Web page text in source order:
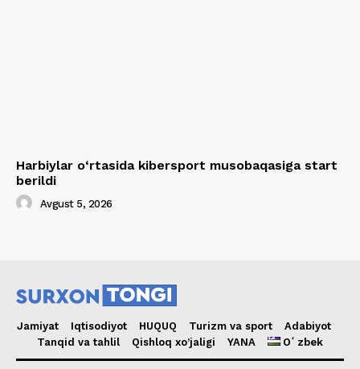
Harbiylar o‘rtasida kibersport musobaqasiga start
berildi
Avgust 5, 2026
Jamiyat Iqtisodiyot HUQUQ Turizm va sport
Adabiyot
Tanqid va tahlil
Qishloq xo’jaligi YANA Oʻzbek